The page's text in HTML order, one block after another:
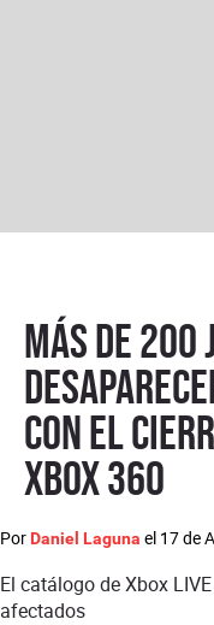
Más de 200
con el
Xbox 360
Por Daniel Laguna el 17 de
El catálogo de Xbox
afectados